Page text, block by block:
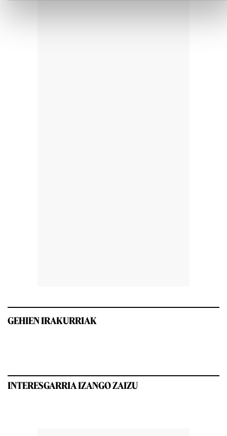
GEHIEN IRAKURRIAK
INTERESGARRIA IZANGO ZAIZU